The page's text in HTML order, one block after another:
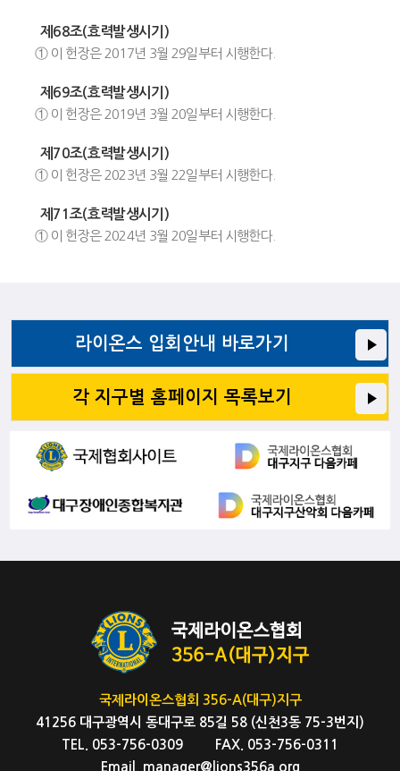
제68조(효력발생시기)
① 이 헌장은 2017년 3월 29일부터 시행한다.
제69조(효력발생시기)
① 이 헌장은 2019년 3월 20일부터 시행한다.
제70조(효력발생시기)
① 이 헌장은 2023년 3월 22일부터 시행한다.
제71조(효력발생시기)
① 이 헌장은 2024년 3월 20일부터 시행한다.
라이온스 입회안내 바로가기
각 지구별 홈페이지 목록보기
국제라이온스협회 356-A(대구)지구
41256 대구광역시 동대구로 85길 58 (신천3동 75-3번지)
TEL. 053-756-0309 FAX. 053-756-0311
Email. manager@lions356a.org